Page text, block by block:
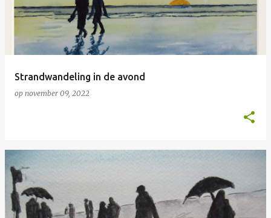
Strandwandeling in de avond
op november 09, 2022